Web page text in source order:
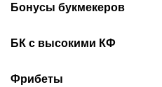
Бонусы букмекеров
За установку приложения
БК с высокими КФ
Фрибеты